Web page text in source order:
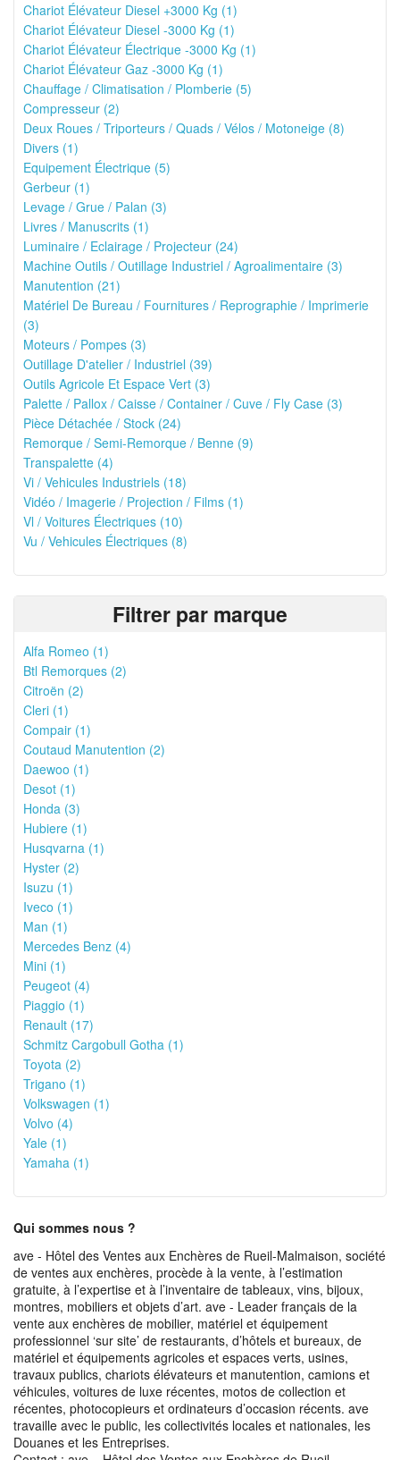
Chariot Élévateur Diesel +3000 Kg (1)
Chariot Élévateur Diesel -3000 Kg (1)
Chariot Élévateur Électrique -3000 Kg (1)
Chariot Élévateur Gaz -3000 Kg (1)
Chauffage / Climatisation / Plomberie (5)
Compresseur (2)
Deux Roues / Triporteurs / Quads / Vélos / Motoneige (8)
Divers (1)
Equipement Électrique (5)
Gerbeur (1)
Levage / Grue / Palan (3)
Livres / Manuscrits (1)
Luminaire / Eclairage / Projecteur (24)
Machine Outils / Outillage Industriel / Agroalimentaire (3)
Manutention (21)
Matériel De Bureau / Fournitures / Reprographie / Imprimerie
(3)
Moteurs / Pompes (3)
Outillage D'atelier / Industriel (39)
Outils Agricole Et Espace Vert (3)
Palette / Pallox / Caisse / Container / Cuve / Fly Case (3)
Pièce Détachée / Stock (24)
Remorque / Semi-Remorque / Benne (9)
Transpalette (4)
Vi / Vehicules Industriels (18)
Vidéo / Imagerie / Projection / Films (1)
Vl / Voitures Électriques (10)
Vu / Vehicules Électriques (8)
Filtrer par marque
Alfa Romeo (1)
Btl Remorques (2)
Citroën (2)
Cleri (1)
Compair (1)
Coutaud Manutention (2)
Daewoo (1)
Desot (1)
Honda (3)
Hubiere (1)
Husqvarna (1)
Hyster (2)
Isuzu (1)
Iveco (1)
Man (1)
Mercedes Benz (4)
Mini (1)
Peugeot (4)
Piaggio (1)
Renault (17)
Schmitz Cargobull Gotha (1)
Toyota (2)
Trigano (1)
Volkswagen (1)
Volvo (4)
Yale (1)
Yamaha (1)
Qui sommes nous ?
ave - Hôtel des Ventes aux Enchères de Rueil-Malmaison, société
de ventes aux enchères, procède à la vente, à l’estimation
gratuite, à l’expertise et à l’inventaire de tableaux, vins, bijoux,
montres, mobiliers et objets d’art. ave - Leader français de la
vente aux enchères de mobilier, matériel et équipement
professionnel ‘sur site’ de restaurants, d’hôtels et bureaux, de
matériel et équipements agricoles et espaces verts, usines,
travaux publics, chariots élévateurs et manutention, camions et
véhicules, voitures de luxe récentes, motos de collection et
récentes, photocopieurs et ordinateurs d’occasion récents. ave
travaille avec le public, les collectivités locales et nationales, les
Douanes et les Entreprises.